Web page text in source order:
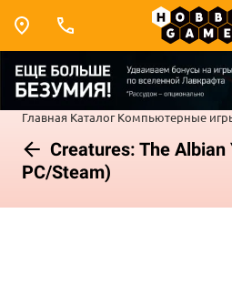
Главная Каталог Компьютерные
Creatures: The Albian
PC/Steam)